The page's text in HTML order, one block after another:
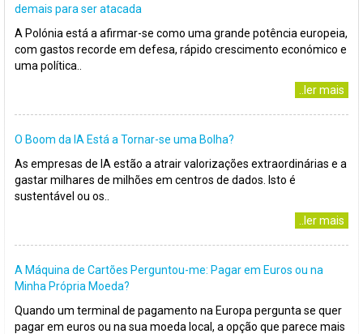
demais para ser atacada
A Polónia está a afirmar-se como uma grande potência europeia,
com gastos recorde em defesa, rápido crescimento económico e
uma política..
..ler mais
O Boom da IA Está a Tornar-se uma Bolha?
As empresas de IA estão a atrair valorizações extraordinárias e a
gastar milhares de milhões em centros de dados. Isto é
sustentável ou os..
..ler mais
A Máquina de Cartões Perguntou-me: Pagar em Euros ou na
Minha Própria Moeda?
Quando um terminal de pagamento na Europa pergunta se quer
pagar em euros ou na sua moeda local, a opção que parece mais